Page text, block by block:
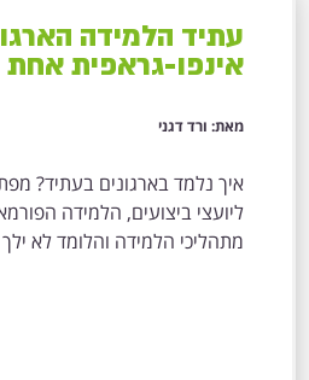
עתיד הלמידה
אינפו-גראפית אחת
מאת: ורד דגני
איך נלמד בארגונים בעתיד?
מתהליכי הלמידה והלומד לא